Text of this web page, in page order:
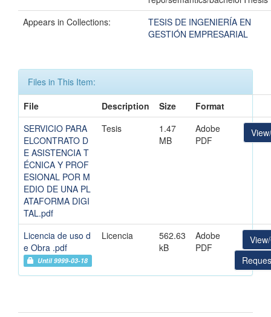
Appears in Collections:
TESIS DE INGENIERÍA EN
GESTIÓN EMPRESARIAL
Files in This Item:
File
Description Size
Format
SERVICIO PARA
ELCONTRATO D
E ASISTENCIA T
ÉCNICA Y PROF
ESIONAL POR M
EDIO DE UNA PL
ATAFORMA DIGI
TAL.pdf
Tesis
1.47
MB
Adobe
PDF
Licencia de uso d
e Obra .pdf
Until 9999-03-18
Licencia
562.63
kB
Adobe
PDF